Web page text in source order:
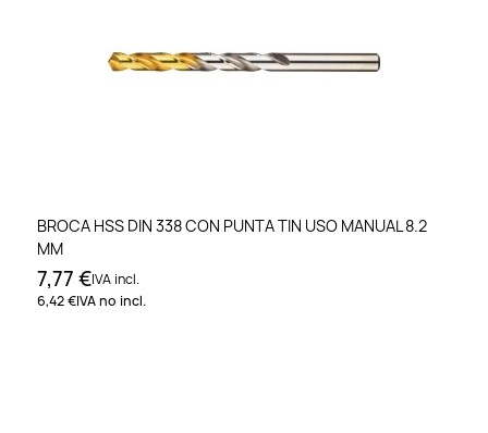
BROCA HSS DIN 338 CON PUNTA TIN USO MANUAL 8.2
MM
7,77 €IVA incl.
6,42 €IVA no incl.